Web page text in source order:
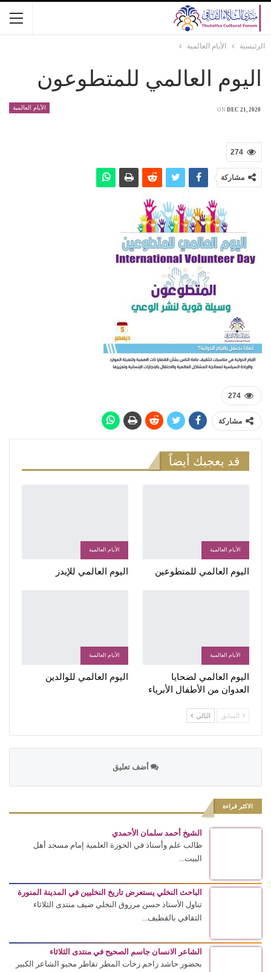
الرئيسية الأيام العالمية
اليوم العالمي للمتطوعون
الأيام العالمية ON DEC 21, 2020
274
مشاركة
274
مشاركة
قد يعجبك أيضاً
الأيام العالمية
اليوم العالمي للمتطوعين
الأيام العالمية
اليوم العالمي للإيدز
الأيام العالمية
اليوم العالمي لضحايا
العدوان من الأطفال الأبرياء
الأيام العالمية
اليوم العالمي للوالدين
السابق التالي
أضف تعليق
الاكثر قراءة
الشيخ أحمد سلمان الأحمدي
طالب علم وأستاذ في الحوزة العلمية إمام مسجد أهل
البيت...
الباحث النخلي يستعرض تاريخ النخليين في المدينة المنورة
تناول الأستاذ حسن مرزوق النخلي ضيف منتدى الثلاثاء
الثقافي بالقطيف...
الشاعر الانسان جاسم الصحيح في منتدى الثلاثاء
بحضور حاشد زاحم زخات المطر تقاطر محبو الشاعر الكبير